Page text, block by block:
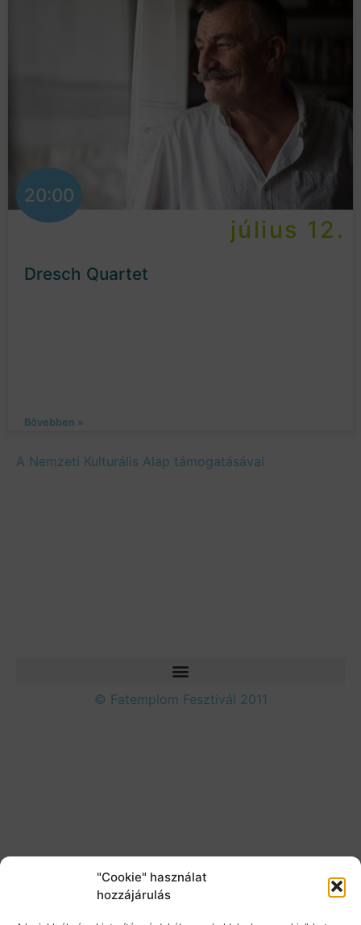
"Cookie" használat
hozzájárulás
20:00
július 12.
Dresch Quartet
Bővebben »
A Nemzeti Kulturális Alap támogatásával
© Fatemplom Fesztivál 2011